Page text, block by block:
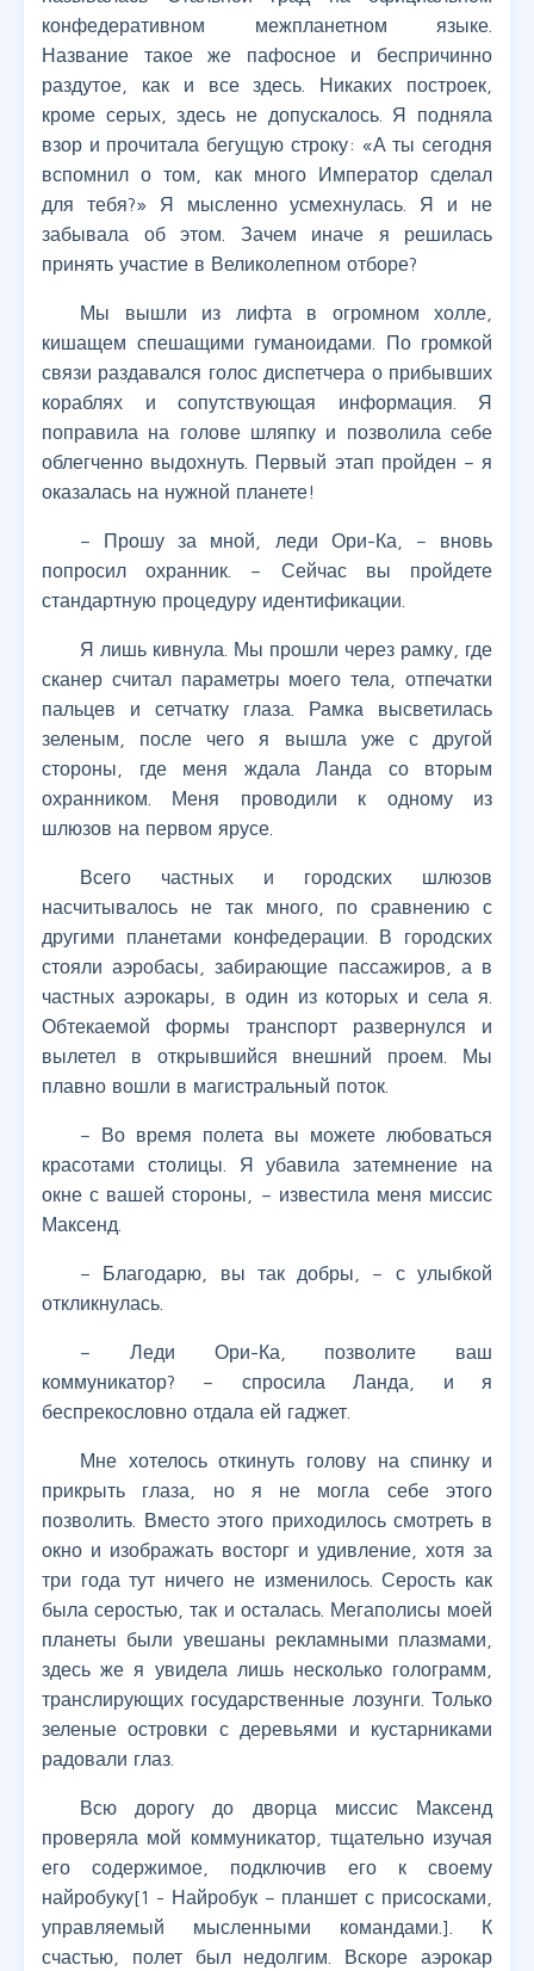
конфедеративном межпланетном языке.
Название такое же пафосное и беспричинно
раздутое, как и все здесь. Никаких построек,
кроме серых, здесь не допускалось. Я подняла
взор и прочитала бегущую строку: «А ты сегодня
вспомнил о том, как много Император сделал
для тебя?» Я мысленно усмехнулась. Я и не
забывала об этом. Зачем иначе я решилась
принять участие в Великолепном отборе?
Мы вышли из лифта в огромном холле,
кишащем спешащими гуманоидами. По громкой
связи раздавался голос диспетчера о прибывших
кораблях и сопутствующая информация. Я
поправила на голове шляпку и позволила себе
облегченно выдохнуть. Первый этап пройден – я
оказалась на нужной планете!
– Прошу за мной, леди Ори-Ка, – вновь
попросил охранник. – Сейчас вы пройдете
стандартную процедуру идентификации.
Я лишь кивнула. Мы прошли через рамку, где
сканер считал параметры моего тела, отпечатки
пальцев и сетчатку глаза. Рамка высветилась
зеленым, после чего я вышла уже с другой
стороны, где меня ждала Ланда со вторым
охранником. Меня проводили к одному из
шлюзов на первом ярусе.
Всего частных и городских шлюзов
насчитывалось не так много, по сравнению с
другими планетами конфедерации. В городских
стояли аэробасы, забирающие пассажиров, а в
частных аэрокары, в один из которых и села я.
Обтекаемой формы транспорт развернулся и
вылетел в открывшийся внешний проем. Мы
плавно вошли в магистральный поток.
– Во время полета вы можете любоваться
красотами столицы. Я убавила затемнение на
окне с вашей стороны, – известила меня миссис
Максенд.
– Благодарю, вы так добры, – с улыбкой
откликнулась.
– Леди Ори-Ка, позволите ваш
коммуникатор? – спросила Ланда, и я
беспрекословно отдала ей гаджет.
Мне хотелось откинуть голову на спинку и
прикрыть глаза, но я не могла себе этого
позволить. Вместо этого приходилось смотреть в
окно и изображать восторг и удивление, хотя за
три года тут ничего не изменилось. Серость как
была серостью, так и осталась. Мегаполисы моей
планеты были увешаны рекламными плазмами,
здесь же я увидела лишь несколько голограмм,
транслирующих государственные лозунги. Только
зеленые островки с деревьями и кустарниками
радовали глаз.
Всю дорогу до дворца миссис Максенд
проверяла мой коммуникатор, тщательно изучая
его содержимое, подключив его к своему
найробуку[1 - Найробук – планшет с присосками,
управляемый мысленными командами.]. К
счастью, полет был недолгим. Вскоре аэрокар